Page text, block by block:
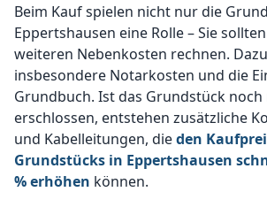
Beim Kauf spielen nicht nur die
Eppertshausen eine Rolle – Sie
weiteren Nebenkosten rechnen.
insbesondere Notarkosten und die
Grundbuch. Ist das Grundstück
erschlossen, entstehen zusätzliche
und Kabelleitungen, dieden
Grundstücks in Eppertshausen
% erhöhen können.